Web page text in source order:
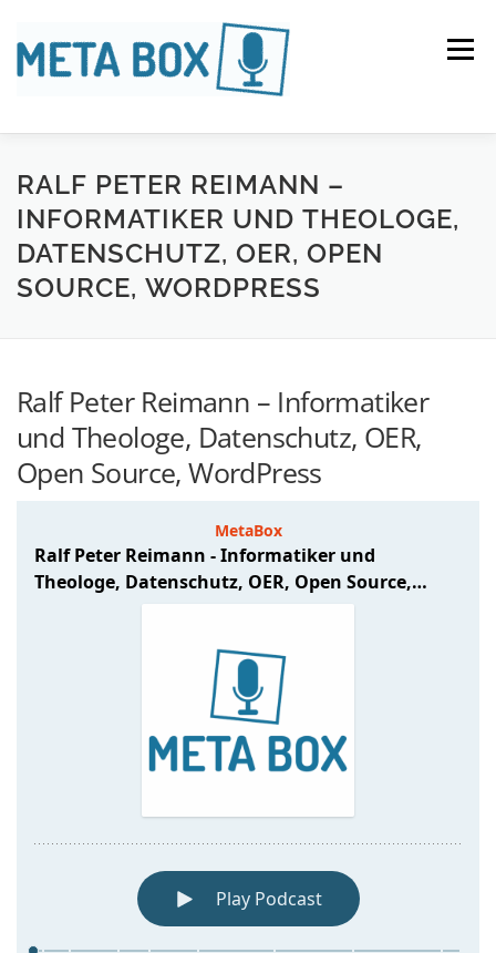
springen
Menü
SENDUNGEN THEMEN TEAM
DATENSCHUTZ
RALF PETER REIMANN –
INFORMATIKER UND THEOLOGE,
DATENSCHUTZ, OER, OPEN
SOURCE, WORDPRESS
Ralf Peter Reimann – Informatiker
und Theologe, Datenschutz, OER,
Open Source, WordPress